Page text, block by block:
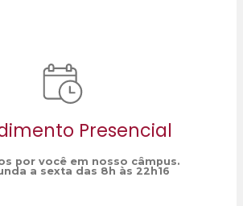
Presencial
por você em nosso câmpus.
a sexta das 8h às 22h16